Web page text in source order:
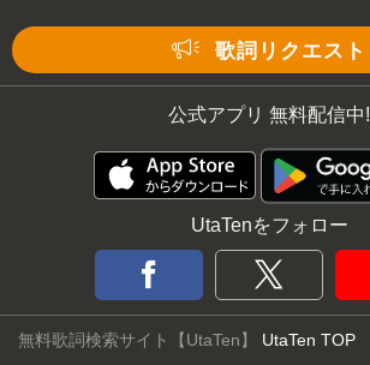
歌詞リクエスト
公式アプリ 無料配信中!
UtaTenをフォロー
無料歌詞検索サイト【UtaTen】 UtaTen TOP